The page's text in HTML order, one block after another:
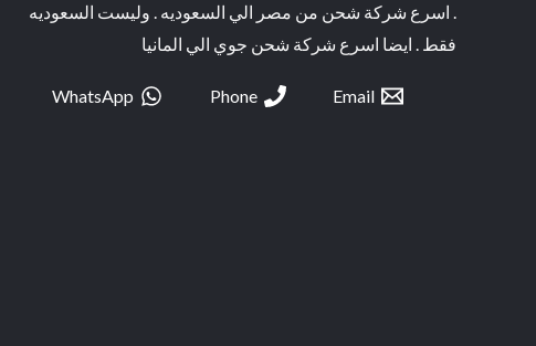
. اسرع شركة شحن من مصر الي السعوديه . وليست السعوديه
فقط . ايضا اسرع شركة شحن جوي الي المانيا
Email
Phone
WhatsApp